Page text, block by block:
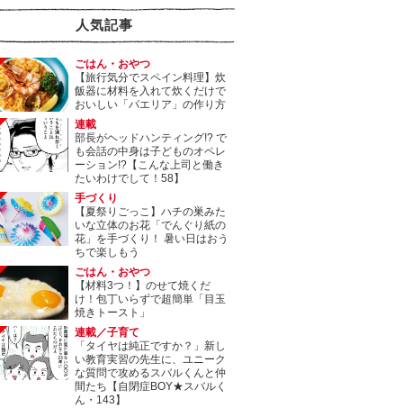
人気記事
ごはん・おやつ
【旅行気分でスペイン料理】炊
飯器に材料を入れて炊くだけで
おいしい「パエリア」の作り方
連載
部長がヘッドハンティング!? で
も会話の中身は子どものオペレ
ーション!?【こんな上司と働き
たいわけでして！58】
手づくり
【夏祭りごっこ】ハチの巣みた
いな立体のお花「でんぐり紙の
花」を手づくり！ 暑い日はおう
ちで楽しもう
ごはん・おやつ
【材料3つ！】のせて焼くだ
け！包丁いらずで超簡単「目玉
焼きトースト」
連載／子育て
「タイヤは純正ですか？」新し
い教育実習の先生に、ユニーク
な質問で攻めるスバルくんと仲
間たち【自閉症BOY★スバルく
ん・143】